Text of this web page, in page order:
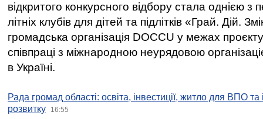
відкритого конкурсного відбору стала однією
літніх клубів для дітей та підлітків «Грай. Дій.
громадська організація DOCCU у межах
співпраці з міжнародною неурядовою
в Україні.
Рада громад області: освіта, інвестиції, житло для ВПО
розвитку
16:55